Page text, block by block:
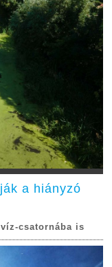
a hiányzó
csatornába is